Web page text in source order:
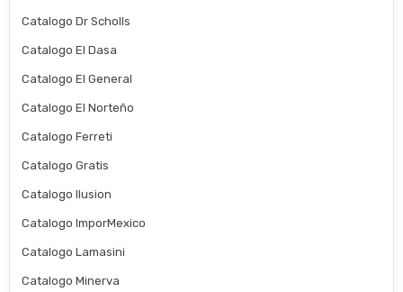
Catalogo Dr Scholls
Catalogo El Dasa
Catalogo El General
Catalogo El Norteño
Catalogo Ferreti
Catalogo Gratis
Catalogo Ilusion
Catalogo ImporMexico
Catalogo Lamasini
Catalogo Minerva